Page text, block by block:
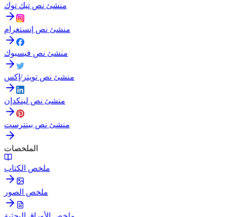
منشئ نص تيك توك
منشئ نص إنستغرام
منشئ نص فيسبوك
منشئ نص تويتر/إكس
منشئ نص لينكدإن
منشئ نص بينترست
الملخصات
ملخص الكتاب
ملخص الصور